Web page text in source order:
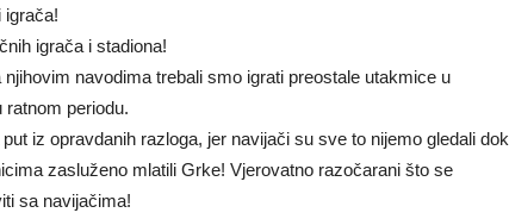
igrača!
igrača i stadiona!
navodima trebali smo igrati preostale utakmice u
ratnom periodu.
iz opravdanih razloga, jer navijači su sve to nijemo gledali dok
zasluženo mlatili Grke! Vjerovatno razočarani što se
sa navijačima!